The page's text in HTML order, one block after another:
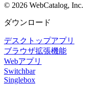
© 2026 WebCatalog, Inc.
ダウンロード
デスクトップアプリ
ブラウザ拡張機能
Webアプリ
Switchbar
Singlebox